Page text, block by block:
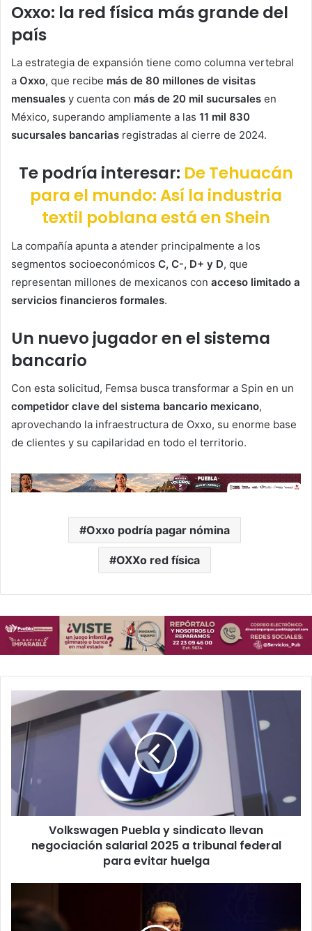
Oxxo: la red física más grande del
país
La estrategia de expansión tiene como columna vertebral
a Oxxo, que recibe más de 80 millones de visitas
mensuales y cuenta con más de 20 mil sucursales en
México, superando ampliamente a las 11 mil 830
sucursales bancarias registradas al cierre de 2024.
Te podría interesar: De Tehuacán
para el mundo: Así la industria
textil poblana está en Shein
La compañía apunta a atender principalmente a los
segmentos socioeconómicos C, C-, D+ y D, que
representan millones de mexicanos con acceso limitado a
servicios financieros formales.
Un nuevo jugador en el sistema
bancario
Con esta solicitud, Femsa busca transformar a Spin en un
competidor clave del sistema bancario mexicano,
aprovechando la infraestructura de Oxxo, su enorme base
de clientes y su capilaridad en todo el territorio.
Oxxo podría pagar nómina
OXXo red física
Volkswagen
y
sindicato
llevan
negociación
salarial
2025
a
federal
Volkswagen Puebla y sindicato llevan
negociación salarial 2025 a tribunal federal
para evitar huelga
Pablo